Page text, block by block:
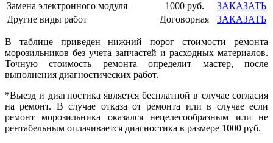
Замена электронного модуля
1000 руб.
ЗАКАЗАТЬ
Другие виды работ
Договорная ЗАКАЗАТЬ
В таблице приведен нижний порог стоимости ремонта
морозильников без учета запчастей и расходных материалов.
Точную стоимость ремонта определит мастер, после
выполнения диагностических работ.
*Выезд и диагностика является бесплатной в случае согласия
на ремонт. В случае отказа от ремонта или в случае если
ремонт морозильника оказался нецелесообразным или не
рентабельным оплачивается диагностика в размере 1000 руб.